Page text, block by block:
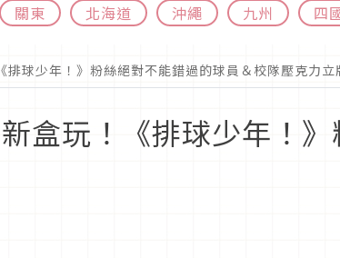
關東 北海道 沖繩 九州 四
排球少年！》粉絲絕對不能錯過的球員＆校隊壓克力立
盒玩！《排球少年！